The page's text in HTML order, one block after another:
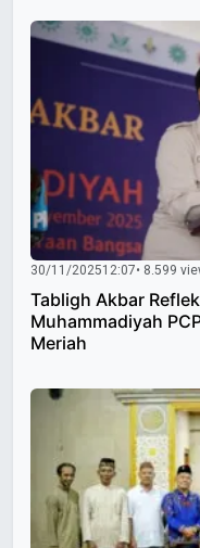
30/11/202512:07• 8.599
Tabligh Akbar
Muhammadiyah
Meriah